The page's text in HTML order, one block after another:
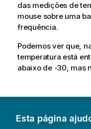
das medições de
mouse sobre uma
frequência.
Podemos ver que,
temperatura está
abaixo de -30, mas
Esta página